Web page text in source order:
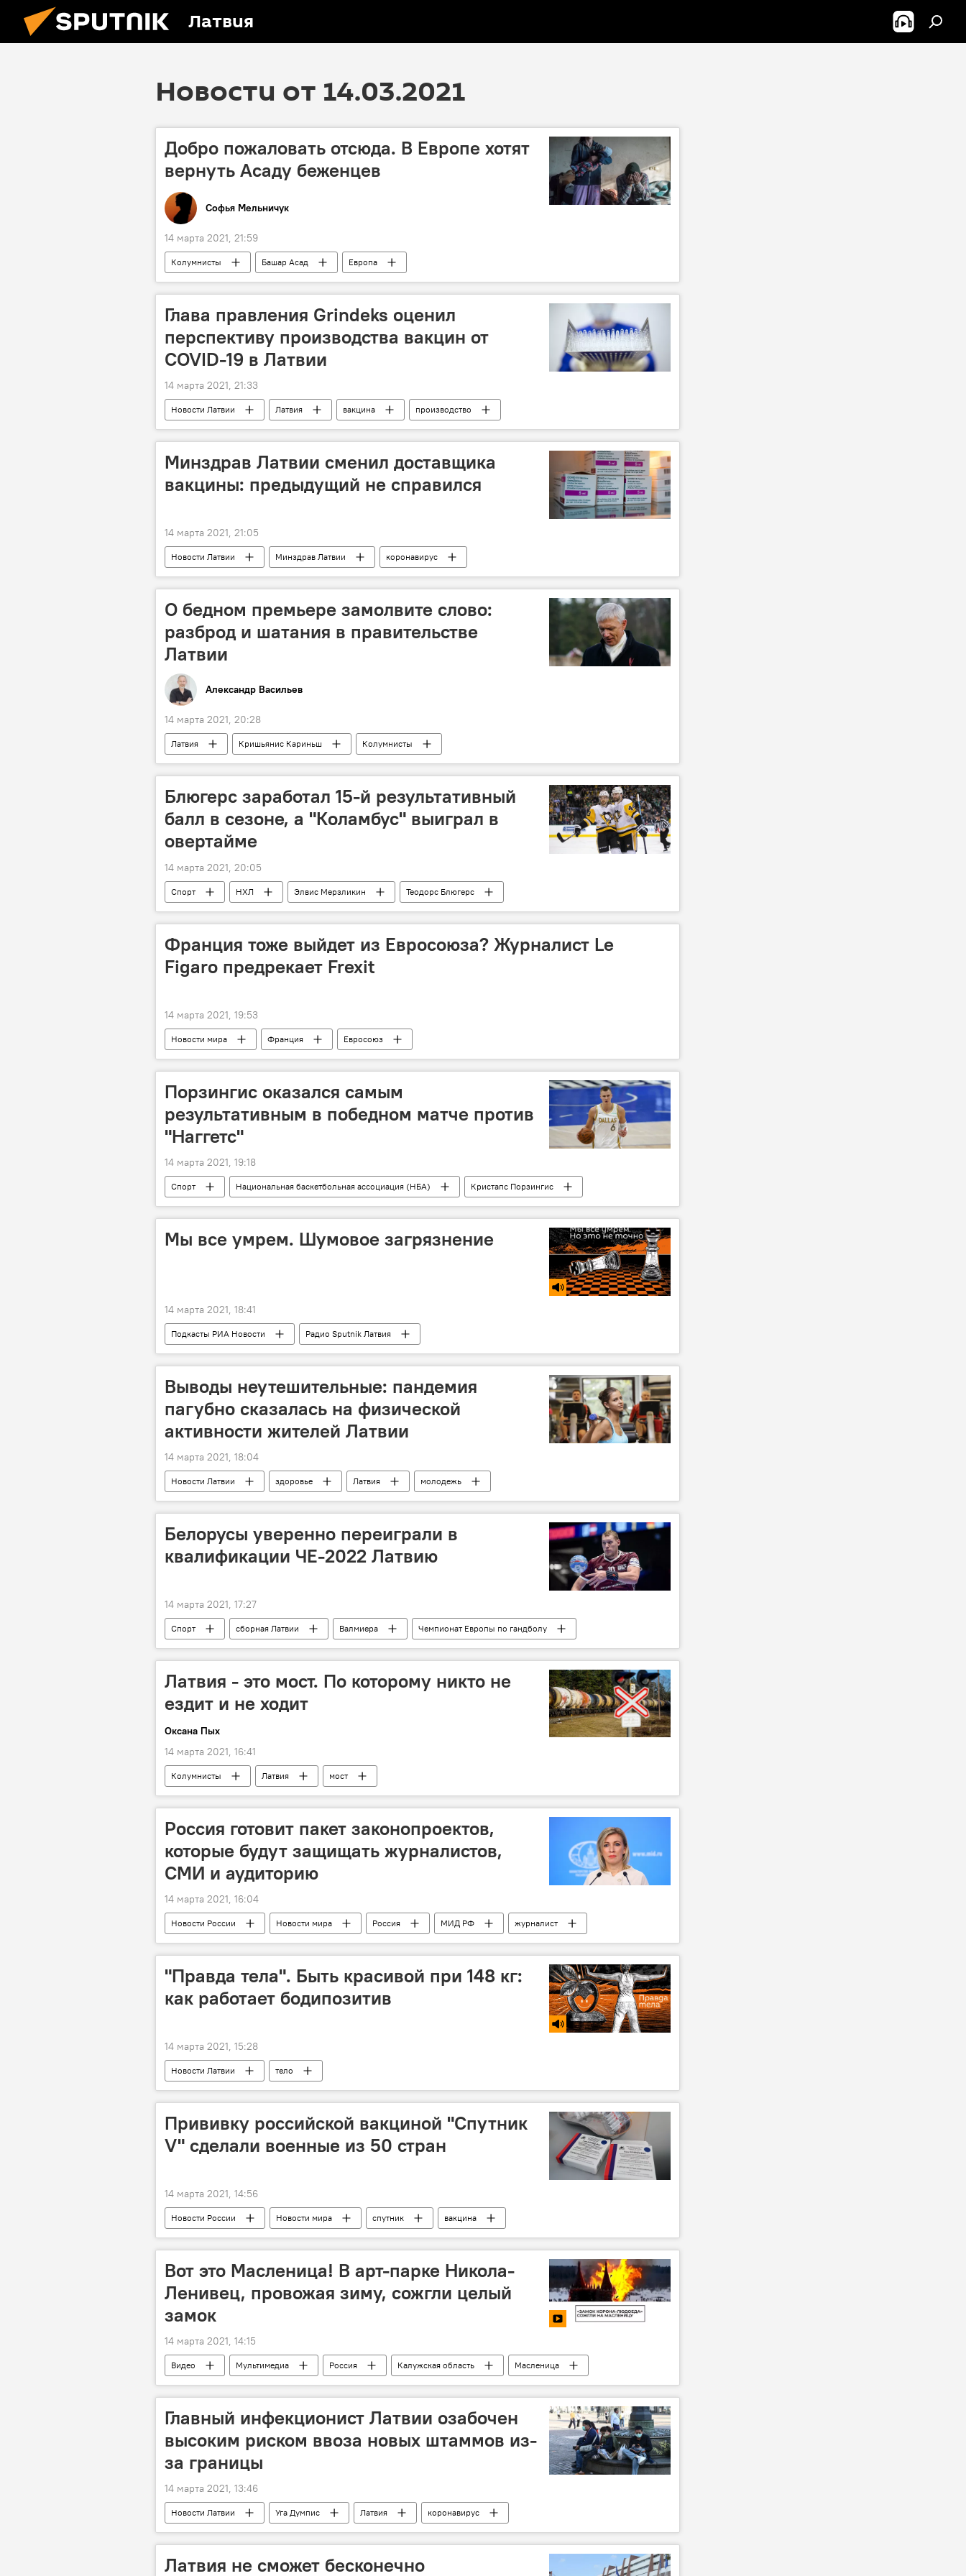
Латвия
Новости от 14.03.2021
Добро пожаловать отсюда. В Европе хотят
вернуть Асаду беженцев
Софья Мельничук
14 марта 2021, 21:59
Колумнисты Башар Асад Европа
Глава правления Grindeks оценил
перспективу производства вакцин от
COVID-19 в Латвии
14 марта 2021, 21:33
Новости Латвии Латвия вакцина производство
Минздрав Латвии сменил доставщика
вакцины: предыдущий не справился
14 марта 2021, 21:05
Новости Латвии Минздрав Латвии коронавирус
О бедном премьере замолвите слово:
разброд и шатания в правительстве
Латвии
Александр Васильев
14 марта 2021, 20:28
Латвия Кришьянис Кариньш
Колумнисты
Муниципальные выборы 2021 года в Латвии
Блюгерс заработал 15-й результативный
балл в сезоне, а "Коламбус" выиграл в
овертайме
14 марта 2021, 20:05
Спорт НХЛ Элвис Мерзликин Теодорс Блюгерс
Франция тоже выйдет из Евросоюза? Журналист Le
Figaro предрекает Frexit
14 марта 2021, 19:53
Новости мира Франция Евросоюз
Порзингис оказался самым
результативным в победном матче против
"Наггетс"
14 марта 2021, 19:18
Спорт Национальная баскетбольная ассоциация (НБА) Кристапс Порзингис
Мы все умрем. Шумовое загрязнение
14 марта 2021, 18:41
Подкасты РИА Новости
Радио Sputnik Латвия
Всемирная организация здравоохранения (ВОЗ)
загрязнение
Выводы неутешительные: пандемия
пагубно сказалась на физической
активности жителей Латвии
14 марта 2021, 18:04
Новости Латвии здоровье Латвия молодежь
Белорусы уверенно переиграли в
квалификации ЧЕ-2022 Латвию
14 марта 2021, 17:27
Спорт сборная Латвии Валмиера Чемпионат Европы по гандболу
Латвия - это мост. По которому никто не
ездит и не ходит
Оксана Пых
14 марта 2021, 16:41
Колумнисты Латвия мост
Россия готовит пакет законопроектов,
которые будут защищать журналистов,
СМИ и аудиторию
14 марта 2021, 16:04
Новости России Новости мира Россия МИД РФ
журналист
СМИ
"Правда тела". Быть красивой при 148 кг:
как работает бодипозитив
14 марта 2021, 15:28
Новости Латвии тело
Прививку российской вакциной "Спутник
V" сделали военные из 50 стран
14 марта 2021, 14:56
Новости России Новости мира спутник вакцина
Вот это Масленица! В арт-парке Никола-
Ленивец, провожая зиму, сожгли целый
замок
14 марта 2021, 14:15
Видео Мультимедиа Россия Калужская область Масленица
Главный инфекционист Латвии озабочен
высоким риском ввоза новых штаммов из-
за границы
14 марта 2021, 13:46
Новости Латвии Уга Думпис Латвия коронавирус
Латвия не сможет бесконечно